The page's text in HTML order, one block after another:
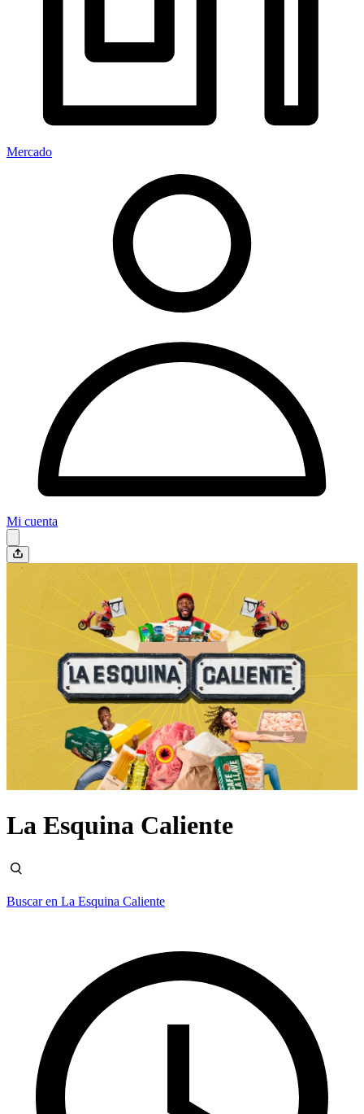
Mercado
Mi cuenta
La Esquina Caliente
Buscar en La Esquina Caliente